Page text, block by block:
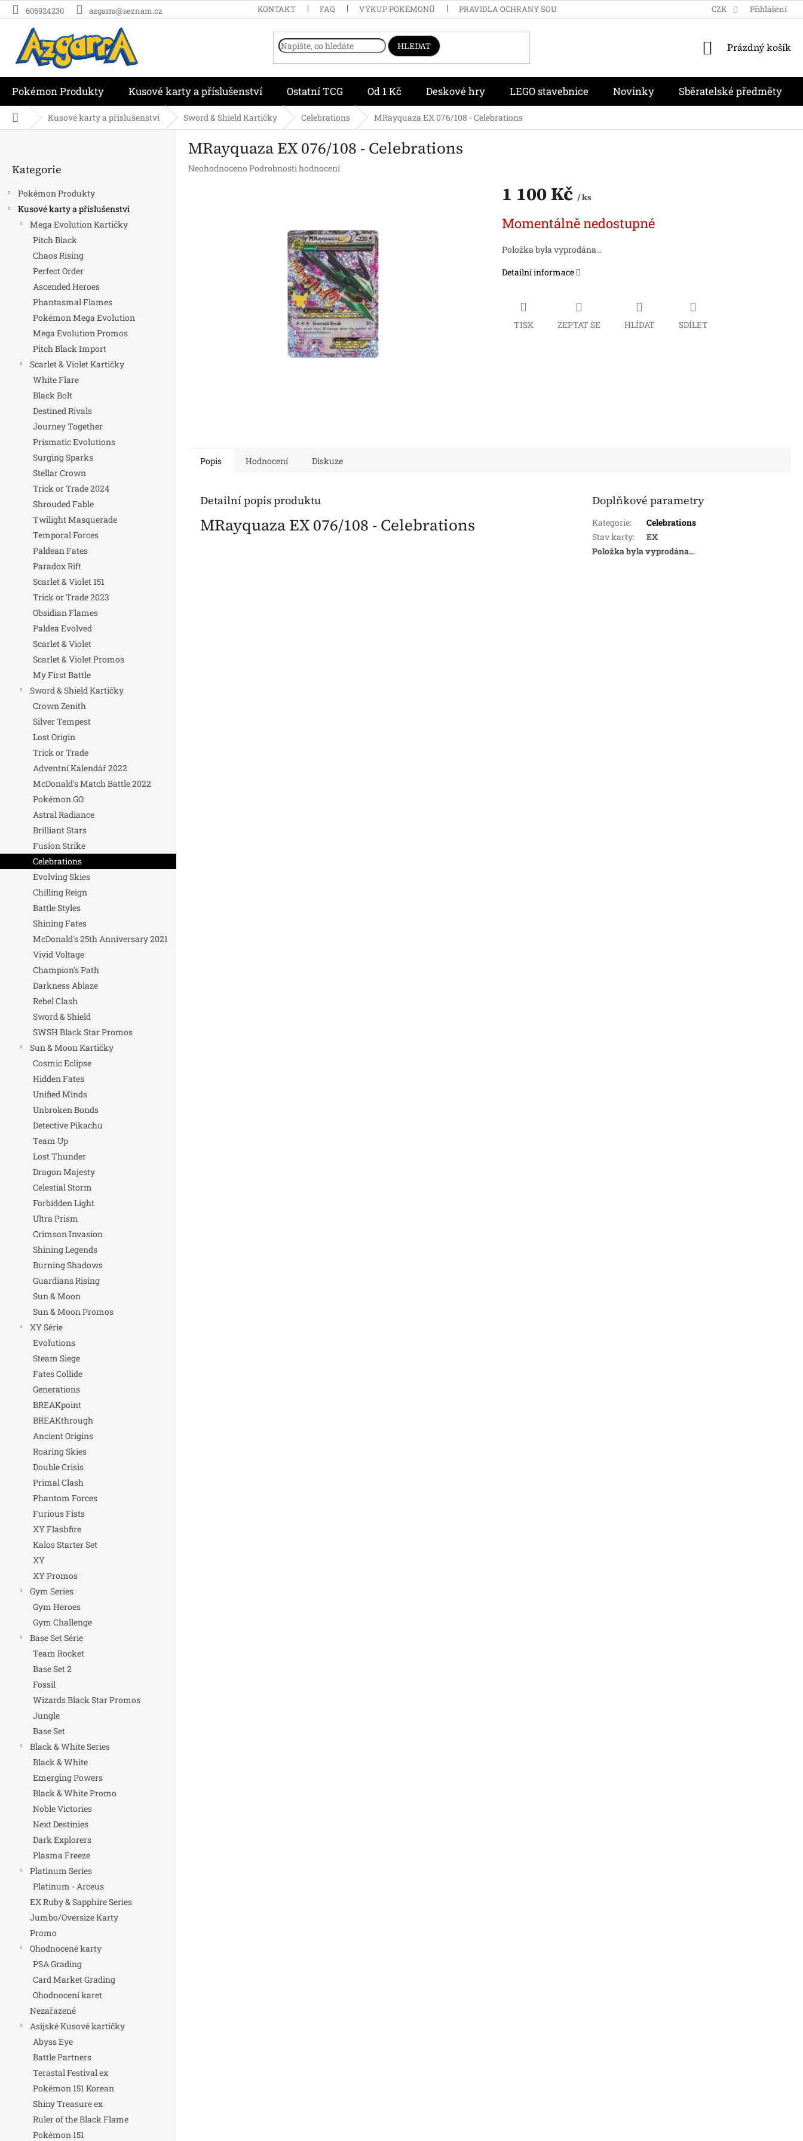
Přejít
na
606924230 azgarra@seznam.cz KONTAKT FAQ VÝKUP POKÉMONŮ PRAVIDLA OCHRANY SOUKROMÍ MOJE OBJEDNÁVKA
CZK Přihlášení
HLEDAT
NÁKUPNÍ
Prázdný košík
Pokémon Produkty Kusové karty a příslušenství Ostatní TCG Od 1 Kč Deskové hry LEGO stavebnice Novinky Sběratelské předměty
Domů Kusové karty a příslušenství Sword & Shield Kartičky Celebrations MRayquaza EX 076/108 - Celebrations
kategorie
Kategorie
Pokémon Produkty
Kusové karty a příslušenství
Mega Evolution Kartičky
Pitch Black
Chaos Rising
Perfect Order
Ascended Heroes
Phantasmal Flames
Pokémon Mega Evolution
Mega Evolution Promos
Pitch Black Import
Scarlet & Violet Kartičky
White Flare
Black Bolt
Destined Rivals
Journey Together
Prismatic Evolutions
Surging Sparks
Stellar Crown
Trick or Trade 2024
Shrouded Fable
Twilight Masquerade
Temporal Forces
Paldean Fates
Paradox Rift
Scarlet & Violet 151
Trick or Trade 2023
Obsidian Flames
Paldea Evolved
Scarlet & Violet
Scarlet & Violet Promos
My First Battle
Sword & Shield Kartičky
Crown Zenith
Silver Tempest
Lost Origin
Trick or Trade
Adventní Kalendář 2022
McDonald's Match Battle 2022
Pokémon GO
Astral Radiance
Brilliant Stars
Fusion Strike
Celebrations
Evolving Skies
Chilling Reign
Battle Styles
Shining Fates
McDonald's 25th Anniversary 2021
Vivid Voltage
Champion's Path
Darkness Ablaze
Rebel Clash
Sword & Shield
SWSH Black Star Promos
Sun & Moon Kartičky
Cosmic Eclipse
Hidden Fates
Unified Minds
Unbroken Bonds
Detective Pikachu
Team Up
Lost Thunder
Dragon Majesty
Celestial Storm
Forbidden Light
Ultra Prism
Crimson Invasion
Shining Legends
Burning Shadows
Guardians Rising
Sun & Moon
Sun & Moon Promos
XY Série
Evolutions
Steam Siege
Fates Collide
Generations
BREAKpoint
BREAKthrough
Ancient Origins
Roaring Skies
Double Crisis
Primal Clash
Phantom Forces
Furious Fists
XY Flashfire
Kalos Starter Set
XY
XY Promos
Gym Series
Gym Heroes
Gym Challenge
Base Set Série
Team Rocket
Base Set 2
Fossil
Wizards Black Star Promos
Jungle
Base Set
Black & White Series
Black & White
Emerging Powers
Black & White Promo
Noble Victories
Next Destinies
Dark Explorers
Plasma Freeze
Platinum Series
Platinum - Arceus
EX Ruby & Sapphire Series
Jumbo/Oversize Karty
Promo
Ohodnocené karty
PSA Grading
Card Market Grading
Ohodnocení karet
Nezařazené
Asijské Kusové kartičky
Abyss Eye
Battle Partners
Terastal Festival ex
Pokémon 151 Korean
Shiny Treasure ex
Ruler of the Black Flame
Pokémon 151
MRayquaza EX 076/108 - Celebrations
Průměrné
Neohodnoceno Podrobnosti hodnocení
1 100 Kč / ks
cena:
Momentálně nedostupné
Položka byla vyprodána…
Detailní informace
TISK ZEPTAT SE HLÍDAT SDÍLET
Popis Hodnocení Diskuze
Detailní popis produktu
MRayquaza EX 076/108 - Celebrations
Doplňkové parametry
Kategorie:
Celebrations
Stav karty:
EX
Položka byla vyprodána…